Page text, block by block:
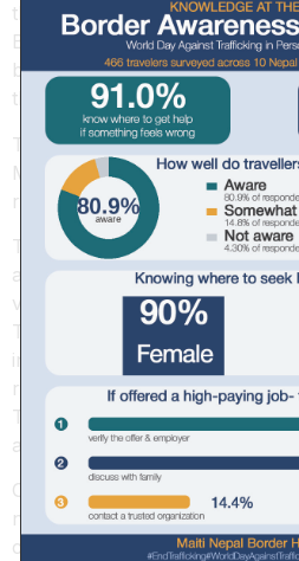
the Anti Human Trafficking Unit
Burtolla Police Station, based
by Maiti Nepal. We sincerely
their swift action and
To ensure the safe
Maiti Nepal is coordinating and
relevant agencies of the
This rescue follows Maiti
address the sustained pattern
vulnerable girls from
The operation was informed by
investigation and information
rescued survivors. One
Tamang, has been arrested
a two-year prison sentence for
Our investigation indicates an
network in Nuwakot that uses
connections to recruit girls,